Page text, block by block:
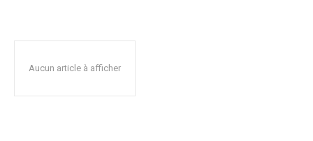
Aucun article à afficher